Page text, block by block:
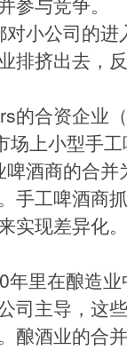
小公司的
排挤出去，
的合资企业
场上小型手
酒商的合
手工啤酒商
实现差异化。
里在酿造
司主导，这
酿酒业的合